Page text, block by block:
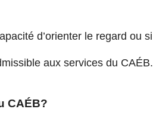
d’orienter le regard ou si
aux services du CAÉB.
CAÉB?